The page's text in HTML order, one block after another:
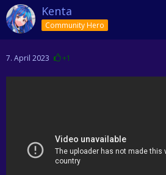
Kenta
Community Hero
7. April 2023 +1